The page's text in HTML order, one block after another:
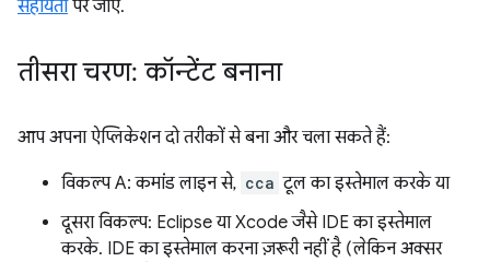
सहायतापर जाएं.
तीसरा चरण: कॉन्टेंट बनाना
आप अपना ऐप्लिकेशन दो तरीकों से बना और चला सकते हैं:
विकल्प A: कमांड लाइन से, cca टूल का इस्तेमाल करके या
दूसरा विकल्प: Eclipse या Xcode जैसे IDE का इस्तेमाल
करके. IDE का इस्तेमाल करना ज़रूरी नहीं है (लेकिन अक्सर